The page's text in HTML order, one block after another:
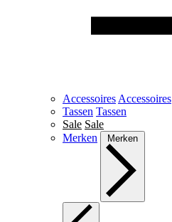
Accessoires Accessoires
Tassen Tassen
Sale Sale
Merken
Merken